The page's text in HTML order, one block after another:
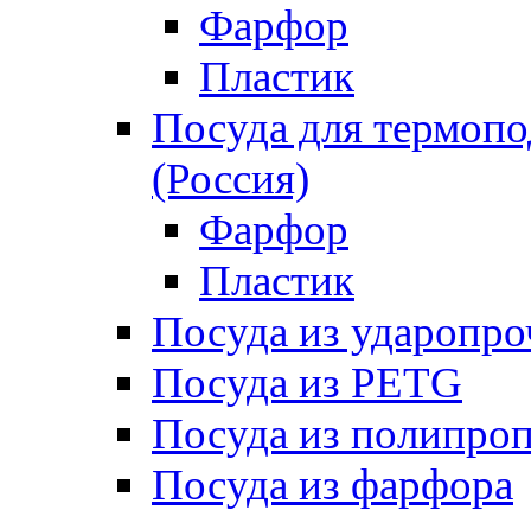
Фарфор
Пластик
Посуда для
(Россия)
Фарфор
Пластик
Посуда из
Посуда из PETG
Посуда из
Посуда из фарфора